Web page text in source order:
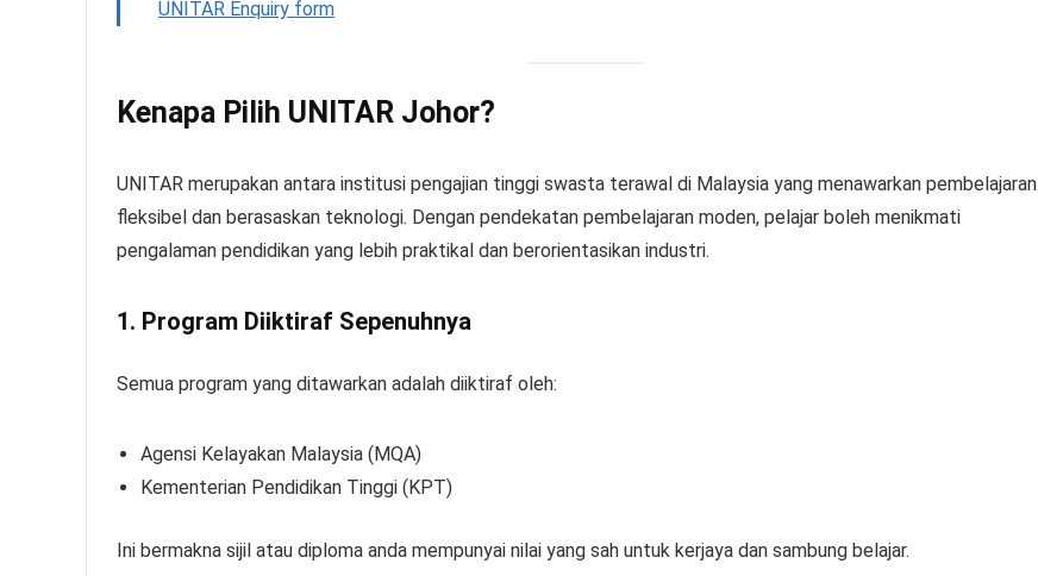
UNITAR Enquiry form
Kenapa Pilih UNITAR Johor?
UNITAR merupakan antara institusi pengajian tinggi swasta terawal di Malaysia yang menawarkan pembelajaran
fleksibel dan berasaskan teknologi. Dengan pendekatan pembelajaran moden, pelajar boleh menikmati
pengalaman pendidikan yang lebih praktikal dan berorientasikan industri.
1. Program Diiktiraf Sepenuhnya
Semua program yang ditawarkan adalah diiktiraf oleh:
Agensi Kelayakan Malaysia (MQA)
Kementerian Pendidikan Tinggi (KPT)
Ini bermakna sijil atau diploma anda mempunyai nilai yang sah untuk kerjaya dan sambung belajar.